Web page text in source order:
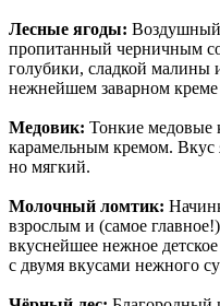
Лесные ягоды: Воздушный
пропитанный черничным
голубики, сладкой малины
нежнейшем заварном
Медовик: Тонкие медовые
карамельным кремом.
но мягкий.
Молочный ломтик:
взрослым и (самое
вкуснейшее нежное
с двумя вкусами нежного